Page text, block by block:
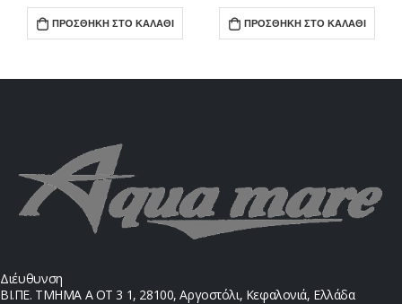
ΠΡΟΣΘΉΚΗ ΣΤΟ ΚΑΛΆΘΙ ΠΡΟΣΘΉΚΗ ΣΤΟ ΚΑΛΆΘΙ
Διέυθυνση
ΒΙ.ΠΕ. ΤΜΗΜΑ Α ΟΤ 3 1, 28100, Αργοστόλι, Κεφαλονιά, Ελλάδα